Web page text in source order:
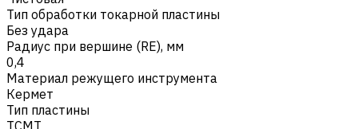
Тип обработки токарной пластины
Без удара
Радиус при вершине (RE), мм
0,4
Материал режущего инструмента
Кермет
Тип пластины
TCMT